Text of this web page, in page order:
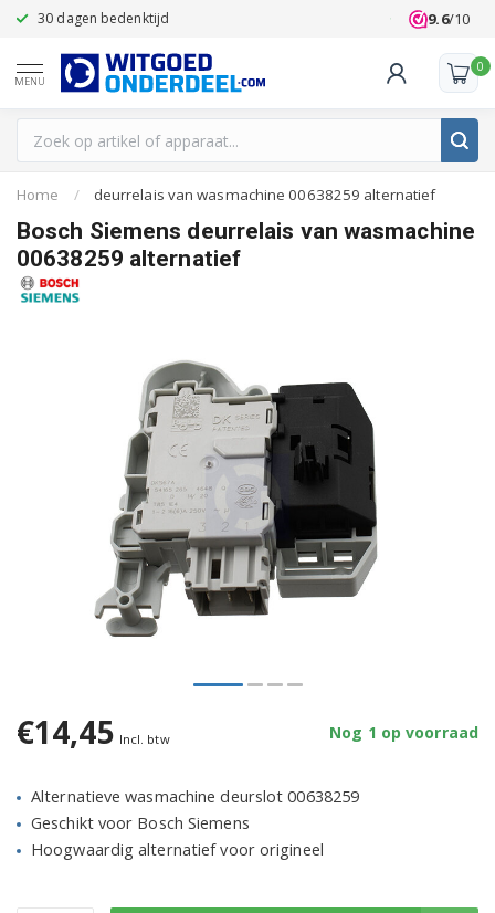
30 dagen bedenktijd Klanten
9.6/10
MENU
0
Home / deurrelais van wasmachine 00638259 alternatief
Bosch Siemens deurrelais van wasmachine
00638259 alternatief
€14,45 Incl. btw Nog 1 op voorraad
Alternatieve wasmachine deurslot 00638259
Geschikt voor Bosch Siemens
Hoogwaardig alternatief voor origineel